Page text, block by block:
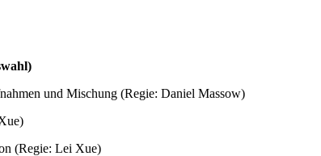
und Mischung (Regie: Daniel Massow)
(Regie: Lei Xue)